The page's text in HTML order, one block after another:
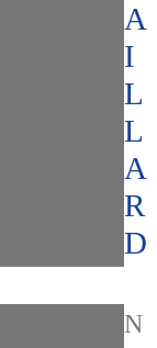
A
I
L
L
A
R
D
N